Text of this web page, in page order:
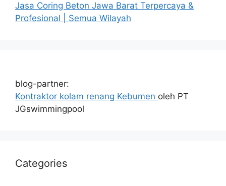
Jasa Coring Beton Jawa Barat Terpercaya &
Profesional | Semua Wilayah
blog-partner:
Kontraktor kolam renang Kebumen oleh PT
JGswimmingpool
Categories